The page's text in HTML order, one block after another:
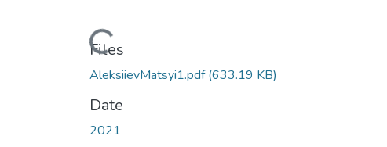
Loading...
Files
AleksiievMatsyi1.pdf(633.19 KB)
Date
2021